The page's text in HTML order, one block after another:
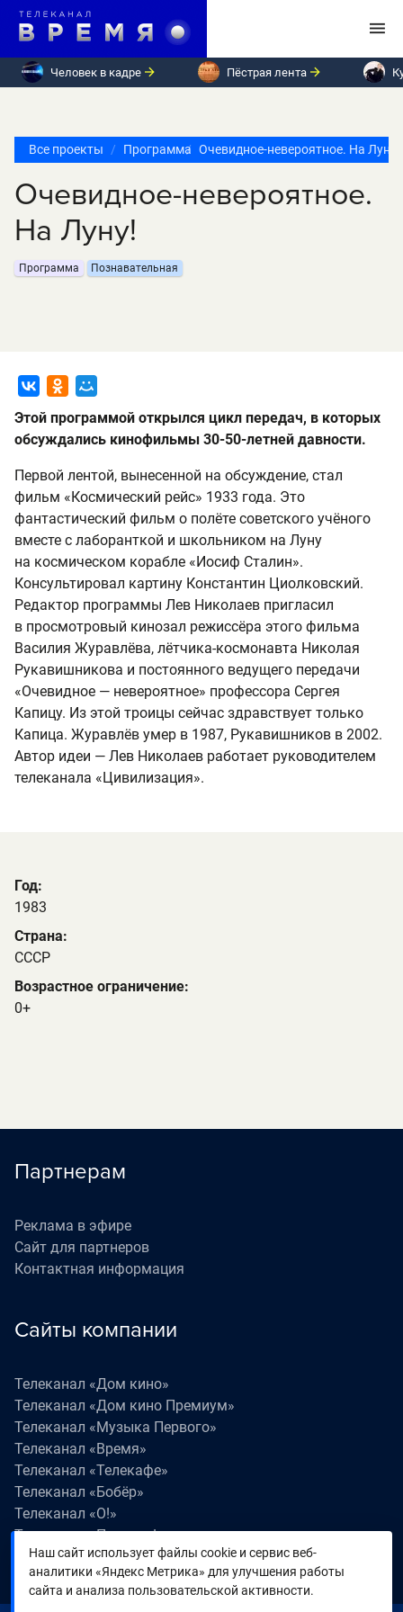
Человек в кадре Пёстрая лента
Все проекты Программа Очевидное-невероятное. На Луну!
Очевидное-невероятное.
На Луну!
Программа Познавательная
Этой программой открылся цикл передач, в которых
обсуждались кинофильмы 30-50-летней давности.
Первой лентой, вынесенной на обсуждение, стал
фильм «Космический рейс» 1933 года. Это
фантастический фильм о полёте советского учёного
вместе с лаборанткой и школьником на Луну
на космическом корабле «Иосиф Сталин».
Консультировал картину Константин Циолковский.
Редактор программы Лев Николаев пригласил
в просмотровый кинозал режиссёра этого фильма
Василия Журавлёва, лётчика-космонавта Николая
Рукавишникова и постоянного ведущего передачи
«Очевидное — невероятное» профессора Сергея
Капицу. Из этой троицы сейчас здравствует только
Капица. Журавлёв умер в 1987, Рукавишников в 2002.
Автор идеи — Лев Николаев работает руководителем
телеканала «Цивилизация».
Год:
1983
Страна:
СССР
Возрастное ограничение:
0+
Партнерам
Реклама в эфире
Сайт для партнеров
Контактная информация
Сайты компании
Телеканал «Дом кино»
Телеканал «Дом кино Премиум»
Телеканал «Музыка Первого»
Телеканал «Время»
Телеканал «Телекафе»
Телеканал «Бобёр»
Телеканал «О!»
Телеканал «Поехали!»
Телеканал «Победа»
Телеканал «Лапки LIVE»
Наш сайт использует файлы cookie и сервис веб-
аналитики «Яндекс Метрика» для улучшения работы
сайта и анализа пользовательской активности.